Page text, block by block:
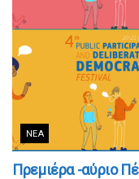
ΝΈΑ
Πρεμιέρα -αύριο